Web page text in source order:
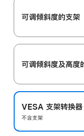
可调倾斜度的支架
可调倾斜度及高‍度
VESA 支架转换器
不含支架